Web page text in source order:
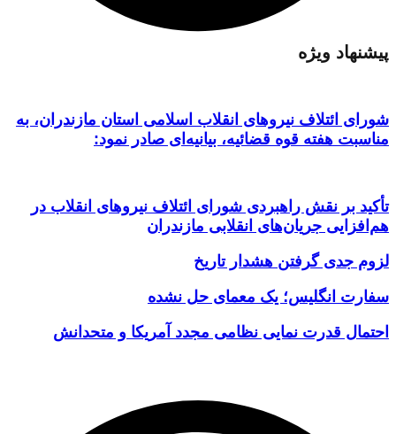
پیشنهاد ویژه
شورای ائتلاف نیروهای انقلاب اسلامی استان مازندران، به
مناسبت هفته قوه قضائیه، بیانیه‌ای صادر نمود:
تأکید بر نقش راهبردی شورای ائتلاف نیروهای انقلاب در
هم‌افزایی جریان‌های انقلابی مازندران
لزوم جدی گرفتن هشدار تاریخ
سفارت انگلیس؛ یک معمای حل نشده
احتمال قدرت نمایی نظامی مجدد آمریکا و متحدانش